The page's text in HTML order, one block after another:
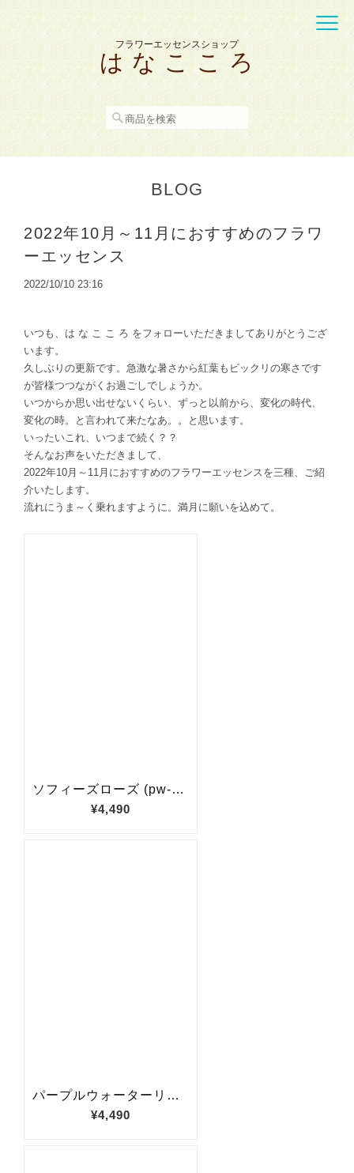
フラワーエッセンスショップ
は な こ こ ろ
BLOG
2022年10月～11月におすすめのフラワ
ーエッセンス
2022/10/10 23:16
いつも、は な こ こ ろ をフォローいただきましてありがとうござ
います。
久しぶりの更新です。急激な暑さから紅葉もビックリの寒さです
が皆様つつながくお過ごしでしょうか。
いつからか思い出せないくらい、ずっと以前から、変化の時代、
変化の時。と言われて来たなあ。。と思います。
いったいこれ、いつまで続く？？
そんなお声をいただきまして、
2022年10月～11月におすすめのフラワーエッセンスを三種、ご紹
介いたします。
流れにうま～く乗れますように。満月に願いを込めて。